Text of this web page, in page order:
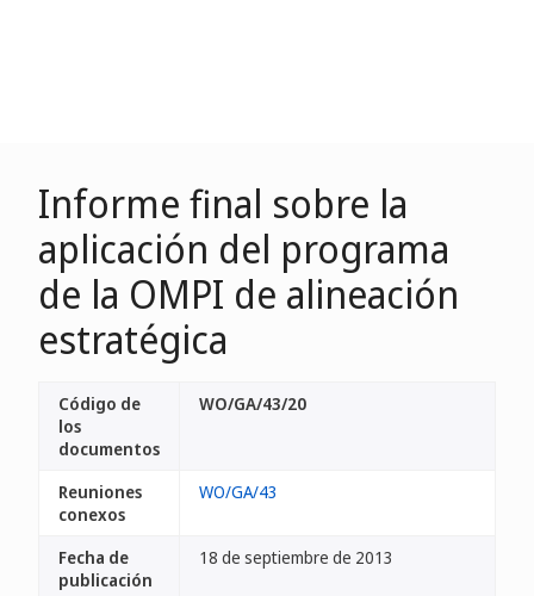
Informe final sobre la
aplicación del programa
de la OMPI de alineación
estratégica
Código de
los
documentos
WO/GA/43/20
Reuniones
conexos
WO/GA/43
Fecha de
publicación
18 de septiembre de 2013